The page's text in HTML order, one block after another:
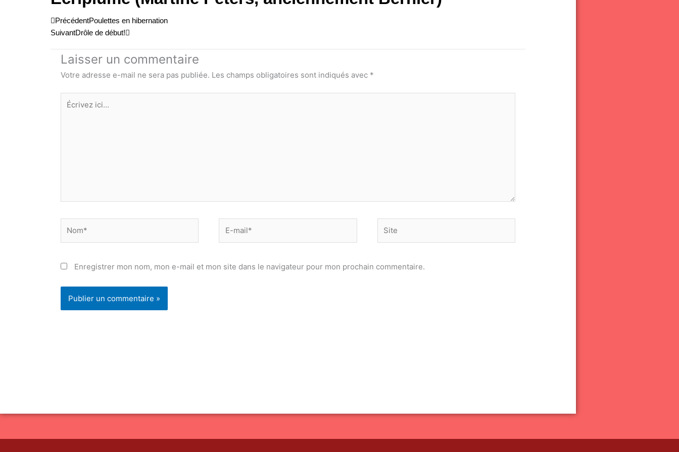
Précédent
PrécédentPoulettes en hibernation
SuivantDrôle de début!
Suivant
Laisser un commentaire
Votre adresse e-mail ne sera pas publiée. Les champs obligatoires sont indiqués avec *
Écrivez
ici…
mail*
Enregistrer mon nom, mon e-mail et mon site dans le navigateur pour mon prochain commentaire.